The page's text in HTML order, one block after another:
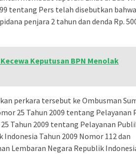
tentang Pers telah disebutkan bahwa
penjara 2 tahun dan denda Rp.
Keputusan BPN Menolak
perkara tersebut ke Ombusman
25 Tahun 2009 tentang Pelayanan
Tahun 2009 tentang Pelayanan
Tahun 2009 Nomor 112 dan
Lembaran Negara Republik